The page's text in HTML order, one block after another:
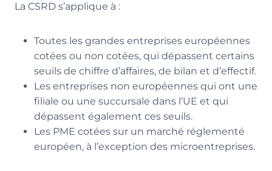
La CSRD s’applique à :
Toutes les grandes entreprises européennes
cotées ou non cotées, qui dépassent certains
seuils de chiffre d’affaires, de bilan et d’effectif.
Les entreprises non européennes qui ont une
filiale ou une succursale dans l’UE et qui
dépassent également ces seuils.
Les PME cotées sur un marché réglementé
européen, à l’exception des microentreprises.